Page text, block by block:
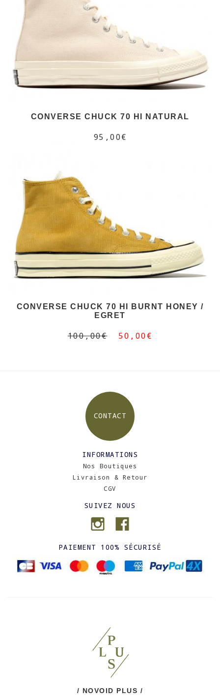
CONVERSE CHUCK 70 HI NATURAL
95,00€
CONVERSE CHUCK 70 HI BURNT HONEY /
EGRET
100,00€ 50,00€
CONTACT
INFORMATIONS
Nos Boutiques
Livraison & Retour
CGV
SUIVEZ NOUS
PAIEMENT 100% SÉCURISÉ
/ NOVOID PLUS /